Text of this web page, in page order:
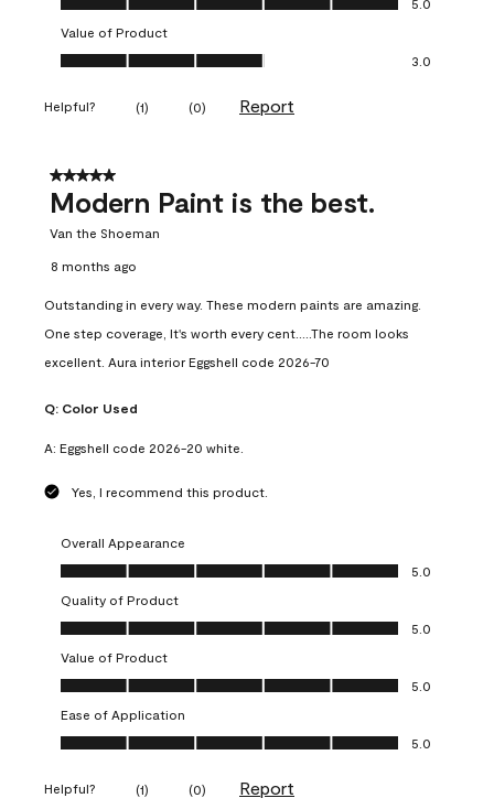
5.0
Value of Product
Value of Product, 3.0 out of 5
3.0
Helpful? (1) (0) Report
5 out of 5 stars.
Modern Paint is the best.
Van the Shoeman
8 months ago
Outstanding in every way. These modern paints are amazing.
One step coverage, It's worth every cent.....The room looks
excellent. Aura interior Eggshell code 2026-70
Q: Color Used
A: Eggshell code 2026-20 white.
Yes, I recommend this product.
Overall Appearance
Overall Appearance, 5.0 out of 5
5.0
Quality of Product
Quality of Product, 5.0 out of 5
5.0
Value of Product
Value of Product, 5.0 out of 5
5.0
Ease of Application
Ease of Application, 5.0 out of 5
5.0
Helpful? (1) (0) Report